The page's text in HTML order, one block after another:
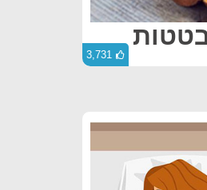
3,731